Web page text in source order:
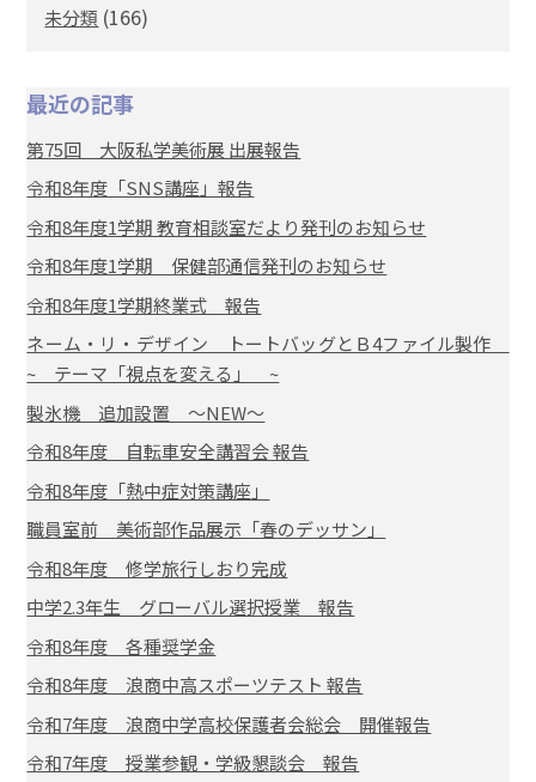
未分類 (166)
最近の記事
第75回 大阪私学美術展 出展報告
令和8年度「SNS講座」報告
令和8年度1学期 教育相談室だより発刊のお知らせ
令和8年度1学期 保健部通信発刊のお知らせ
令和8年度1学期終業式 報告
ネーム・リ・デザイン トートバッグとＢ4ファイル製作
~ テーマ「視点を変える」 ~
製氷機 追加設置 ～NEW～
令和8年度 自転車安全講習会 報告
令和8年度「熱中症対策講座」
職員室前 美術部作品展示「春のデッサン」
令和8年度 修学旅行しおり完成
中学2.3年生 グローバル選択授業 報告
令和8年度 各種奨学金
令和8年度 浪商中高スポーツテスト 報告
令和7年度 浪商中学高校保護者会総会 開催報告
令和7年度 授業参観・学級懇談会 報告